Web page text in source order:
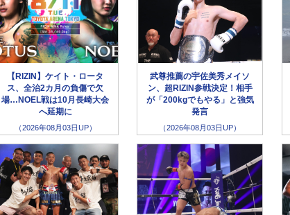
【RIZIN】ケイト・ロータ
ス、全治2カ月の負傷で欠
場…NOEL戦は10月長崎大会
へ延期に
（2026年08月03日UP）
武尊推薦の宇佐美秀メイソ
ン、超RIZIN参戦決定！相手
が「200kgでもやる」と強気
発言
（2026年08月03日UP）